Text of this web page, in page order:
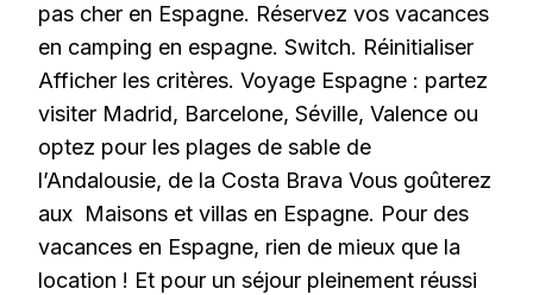
pas cher en Espagne. Réservez vos vacances
en camping en espagne. Switch. Réinitialiser
Afficher les critères. Voyage Espagne : partez
visiter Madrid, Barcelone, Séville, Valence ou
optez pour les plages de sable de
l’Andalousie, de la Costa Brava Vous goûterez
aux Maisons et villas en Espagne. Pour des
vacances en Espagne, rien de mieux que la
location ! Et pour un séjour pleinement réussi